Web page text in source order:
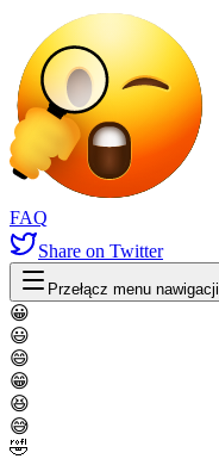
FAQ
Share on Twitter
Przełącz menu nawigacji
😀
😃
😄
😁
😆
😅
🤣